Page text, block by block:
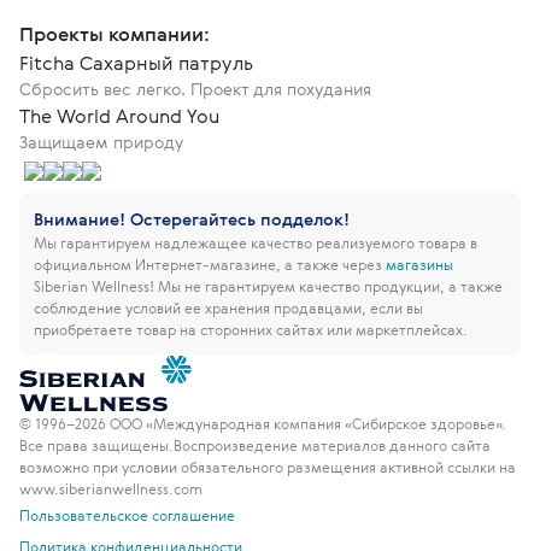
Проекты компании:
Fitcha Сахарный патруль
Сбросить вес легко. Проект для похудания
The World Around You
Защищаем природу
Внимание! Остерегайтесь подделок!
Мы гарантируем надлежащее качество реализуемого товара в
официальном Интернет-магазине, а также через магазины
Siberian Wellness! Мы не гарантируем качество продукции, а также
соблюдение условий ее хранения продавцами, если вы
приобретаете товар на сторонних сайтах или маркетплейсах.
© 1996–2026 ООО «Международная компания «Сибирское здоровье».
Все права защищены. Воспроизведение материалов данного сайта
возможно при условии обязательного размещения активной ссылки на
www.siberianwellness.com
Пользовательское соглашение
Политика конфиденциальности